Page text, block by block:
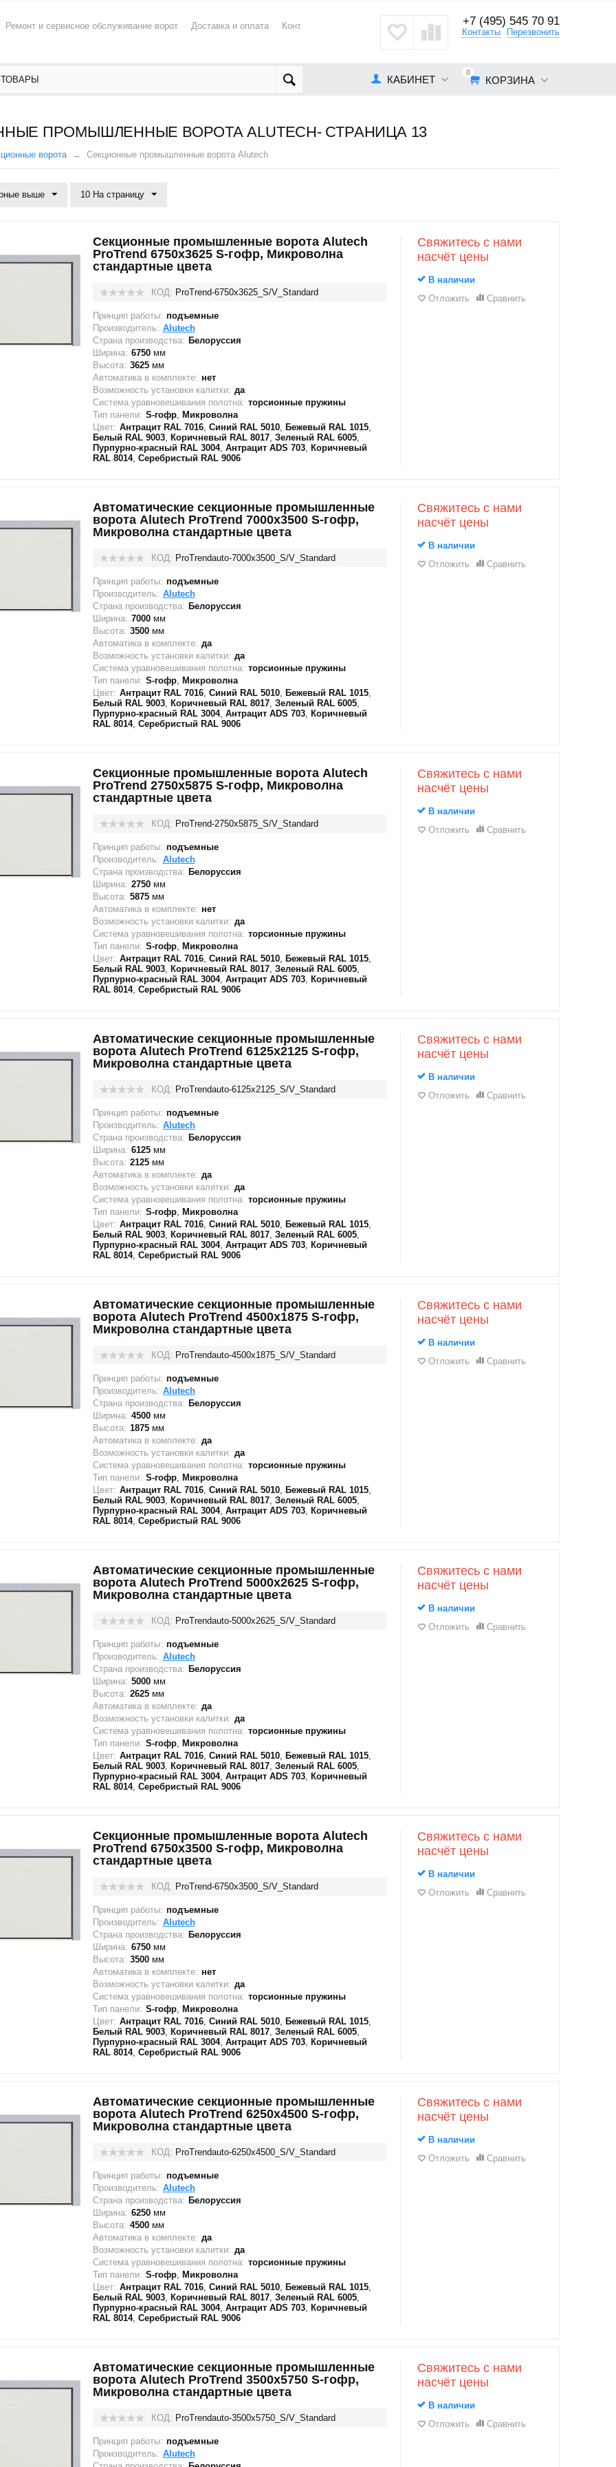
Ремонт и сервисное обслуживание ворот Доставка и оплата Контакты +7 (495) 545 70 91
Контакты Перезвонить
0
КОРЗИНА
КАБИНЕТ
ПРОМЫШЛЕННЫЕ ВОРОТА ALUTECH- СТРАНИЦА 13
ворота Cекционные промышленные ворота Alutech
выше 10 На страницу
Секционные промышленные ворота Alutech
ProTrend 6750х3625 S-гофр, Микроволна
стандартные цвета
КОД: ProTrend-6750х3625_S/V_Standard
Принцип работы: подъемные
Производитель: Alutech
Страна производства: Белоруссия
Ширина: 6750мм
Высота: 3625мм
Автоматика в комплекте: нет
Возможность установки калитки: да
Система уравновешивания полотна: торсионные пружины
Тип панели: S-гофр, Микроволна
Цвет: Антрацит RAL 7016, Синий RAL 5010, Бежевый RAL 1015,
Белый RAL 9003, Коричневый RAL 8017, Зеленый RAL 6005,
Пурпурно-красный RAL 3004, Антрацит ADS 703, Коричневый
RAL 8014, Серебристый RAL 9006
Свяжитесь с нами
насчёт цены
В наличии
Отложить
Сравнить
Автоматические секционные промышленные
ворота Alutech ProTrend 7000х3500 S-гофр,
Микроволна стандартные цвета
КОД: ProTrendauto-7000х3500_S/V_Standard
Принцип работы: подъемные
Производитель: Alutech
Страна производства: Белоруссия
Ширина: 7000мм
Высота: 3500мм
Автоматика в комплекте: да
Возможность установки калитки: да
Система уравновешивания полотна: торсионные пружины
Тип панели: S-гофр, Микроволна
Цвет: Антрацит RAL 7016, Синий RAL 5010, Бежевый RAL 1015,
Белый RAL 9003, Коричневый RAL 8017, Зеленый RAL 6005,
Пурпурно-красный RAL 3004, Антрацит ADS 703, Коричневый
RAL 8014, Серебристый RAL 9006
Свяжитесь с нами
насчёт цены
В наличии
Отложить
Сравнить
Секционные промышленные ворота Alutech
ProTrend 2750х5875 S-гофр, Микроволна
стандартные цвета
КОД: ProTrend-2750х5875_S/V_Standard
Принцип работы: подъемные
Производитель: Alutech
Страна производства: Белоруссия
Ширина: 2750мм
Высота: 5875мм
Автоматика в комплекте: нет
Возможность установки калитки: да
Система уравновешивания полотна: торсионные пружины
Тип панели: S-гофр, Микроволна
Цвет: Антрацит RAL 7016, Синий RAL 5010, Бежевый RAL 1015,
Белый RAL 9003, Коричневый RAL 8017, Зеленый RAL 6005,
Пурпурно-красный RAL 3004, Антрацит ADS 703, Коричневый
RAL 8014, Серебристый RAL 9006
Свяжитесь с нами
насчёт цены
В наличии
Отложить
Сравнить
Автоматические секционные промышленные
ворота Alutech ProTrend 6125х2125 S-гофр,
Микроволна стандартные цвета
КОД: ProTrendauto-6125х2125_S/V_Standard
Принцип работы: подъемные
Производитель: Alutech
Страна производства: Белоруссия
Ширина: 6125мм
Высота: 2125мм
Автоматика в комплекте: да
Возможность установки калитки: да
Система уравновешивания полотна: торсионные пружины
Тип панели: S-гофр, Микроволна
Цвет: Антрацит RAL 7016, Синий RAL 5010, Бежевый RAL 1015,
Белый RAL 9003, Коричневый RAL 8017, Зеленый RAL 6005,
Пурпурно-красный RAL 3004, Антрацит ADS 703, Коричневый
RAL 8014, Серебристый RAL 9006
Свяжитесь с нами
насчёт цены
В наличии
Отложить
Сравнить
Автоматические секционные промышленные
ворота Alutech ProTrend 4500х1875 S-гофр,
Микроволна стандартные цвета
КОД: ProTrendauto-4500х1875_S/V_Standard
Принцип работы: подъемные
Производитель: Alutech
Страна производства: Белоруссия
Ширина: 4500мм
Высота: 1875мм
Автоматика в комплекте: да
Возможность установки калитки: да
Система уравновешивания полотна: торсионные пружины
Тип панели: S-гофр, Микроволна
Цвет: Антрацит RAL 7016, Синий RAL 5010, Бежевый RAL 1015,
Белый RAL 9003, Коричневый RAL 8017, Зеленый RAL 6005,
Пурпурно-красный RAL 3004, Антрацит ADS 703, Коричневый
RAL 8014, Серебристый RAL 9006
Свяжитесь с нами
насчёт цены
В наличии
Отложить
Сравнить
Автоматические секционные промышленные
ворота Alutech ProTrend 5000х2625 S-гофр,
Микроволна стандартные цвета
КОД: ProTrendauto-5000х2625_S/V_Standard
Принцип работы: подъемные
Производитель: Alutech
Страна производства: Белоруссия
Ширина: 5000мм
Высота: 2625мм
Автоматика в комплекте: да
Возможность установки калитки: да
Система уравновешивания полотна: торсионные пружины
Тип панели: S-гофр, Микроволна
Цвет: Антрацит RAL 7016, Синий RAL 5010, Бежевый RAL 1015,
Белый RAL 9003, Коричневый RAL 8017, Зеленый RAL 6005,
Пурпурно-красный RAL 3004, Антрацит ADS 703, Коричневый
RAL 8014, Серебристый RAL 9006
Свяжитесь с нами
насчёт цены
В наличии
Отложить
Сравнить
Секционные промышленные ворота Alutech
ProTrend 6750х3500 S-гофр, Микроволна
стандартные цвета
КОД: ProTrend-6750х3500_S/V_Standard
Принцип работы: подъемные
Производитель: Alutech
Страна производства: Белоруссия
Ширина: 6750мм
Высота: 3500мм
Автоматика в комплекте: нет
Возможность установки калитки: да
Система уравновешивания полотна: торсионные пружины
Тип панели: S-гофр, Микроволна
Цвет: Антрацит RAL 7016, Синий RAL 5010, Бежевый RAL 1015,
Белый RAL 9003, Коричневый RAL 8017, Зеленый RAL 6005,
Пурпурно-красный RAL 3004, Антрацит ADS 703, Коричневый
RAL 8014, Серебристый RAL 9006
Свяжитесь с нами
насчёт цены
В наличии
Отложить
Сравнить
Автоматические секционные промышленные
ворота Alutech ProTrend 6250х4500 S-гофр,
Микроволна стандартные цвета
КОД: ProTrendauto-6250х4500_S/V_Standard
Принцип работы: подъемные
Производитель: Alutech
Страна производства: Белоруссия
Ширина: 6250мм
Высота: 4500мм
Автоматика в комплекте: да
Возможность установки калитки: да
Система уравновешивания полотна: торсионные пружины
Тип панели: S-гофр, Микроволна
Цвет: Антрацит RAL 7016, Синий RAL 5010, Бежевый RAL 1015,
Белый RAL 9003, Коричневый RAL 8017, Зеленый RAL 6005,
Пурпурно-красный RAL 3004, Антрацит ADS 703, Коричневый
RAL 8014, Серебристый RAL 9006
Свяжитесь с нами
насчёт цены
В наличии
Отложить
Сравнить
Автоматические секционные промышленные
ворота Alutech ProTrend 3500х5750 S-гофр,
Микроволна стандартные цвета
КОД: ProTrendauto-3500х5750_S/V_Standard
Принцип работы: подъемные
Производитель: Alutech
Свяжитесь с нами
насчёт цены
В наличии
Отложить
Сравнить